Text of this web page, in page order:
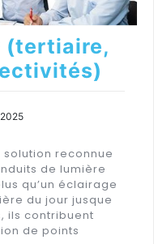
(tertiaire,
solution reconnue
de lumière
qu’un éclairage
du jour jusque
ils contribuent
de points